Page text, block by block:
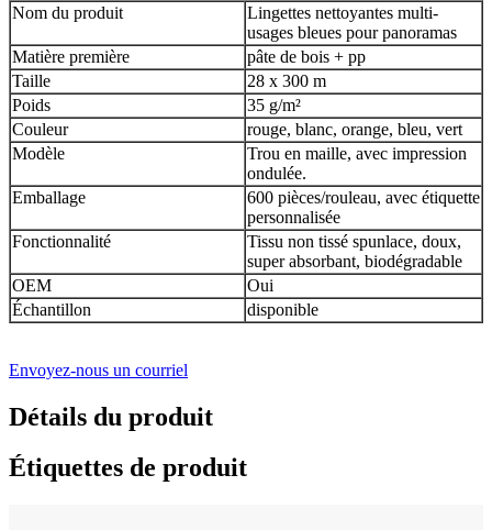
Nom du produit
Lingettes nettoyantes multi-
usages bleues pour panoramas
Matière première
pâte de bois + pp
Taille
28 x 300 m
Poids
35 g/m²
Couleur
rouge, blanc, orange, bleu, vert
Modèle
Trou en maille, avec impression
ondulée.
Emballage
600 pièces/rouleau, avec étiquette
personnalisée
Fonctionnalité
Tissu non tissé spunlace, doux,
super absorbant, biodégradable
OEM
Oui
Échantillon
disponible
Envoyez-nous un courriel
Détails du produit
Étiquettes de produit